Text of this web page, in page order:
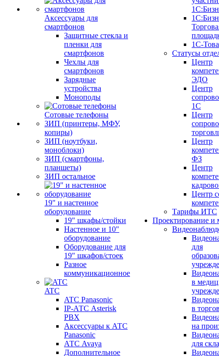
Аксессуары для
смартфонов
Защитные стекла и
пленки для
смартфонов
Чехлы для
смартфонов
Зарядные
устройства
Моноподы
Сотовые телефоны
ЗИП (принтеры, МФУ,
копиры)
ЗИП (ноутбуки,
моноблоки)
ЗИП (смартфоны,
планшеты)
ЗИП остальное
19" и настенное
оборудование
19" шкафы/стойки
Настенное и 10"
оборудование
Оборудование для
19" шкафов/стоек
Разное
коммуникационное
ATC
ATC Panasonic
IP-АТС Asterisk
PBX
Аксессуары к АТС
Panasonic
АТС Avaya
Дополнительное
1С-
Статусы
Центр
ЭДО
Центр
1С
Центр
Центр
ФЗ
Центр
Центр
Тарифы ИТС
Проектирование и
для
в
в
на
для